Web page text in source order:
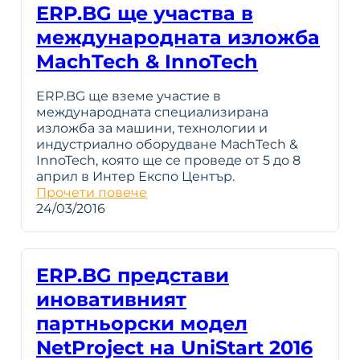
ERP.BG ще участва в
международната изложба
MachTech & InnoTech
ERP.BG ще вземе участие в
международната специализирана
изложба за машини, технологии и
индустриално оборудване MachTech &
InnoTech, която ще се проведе от 5 до 8
април в Интер Експо Център.
Прочети повече
24/03/2016
ERP.BG представи
иновативният
партньорски модел
NetProject на UniStart 2016